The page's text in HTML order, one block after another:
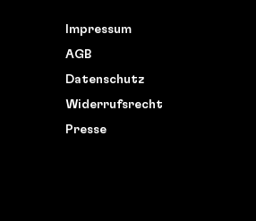
Impressum
AGB
Datenschutz
Widerrufsrecht
Presse